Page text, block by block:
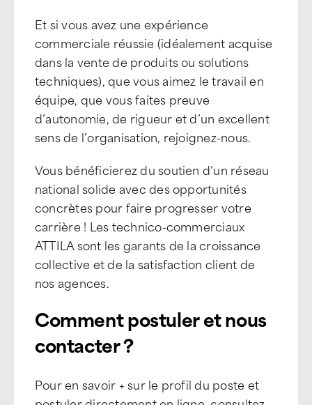
Et si vous avez une expérience
commerciale réussie (idéalement acquise
dans la vente de produits ou solutions
techniques), que vous aimez le travail en
équipe, que vous faites preuve
d’autonomie, de rigueur et d’un excellent
sens de l’organisation, rejoignez-nous.
Vous bénéficierez du soutien d’un réseau
national solide avec des opportunités
concrètes pour faire progresser votre
carrière ! Les technico-commerciaux
ATTILA sont les garants de la croissance
collective et de la satisfaction client de
nos agences.
Comment postuler et nous
contacter ?
Pour en savoir + sur le profil du poste et